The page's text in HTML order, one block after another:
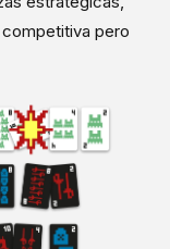
pero